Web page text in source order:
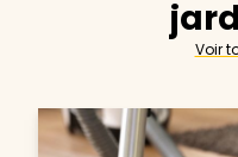
Voir